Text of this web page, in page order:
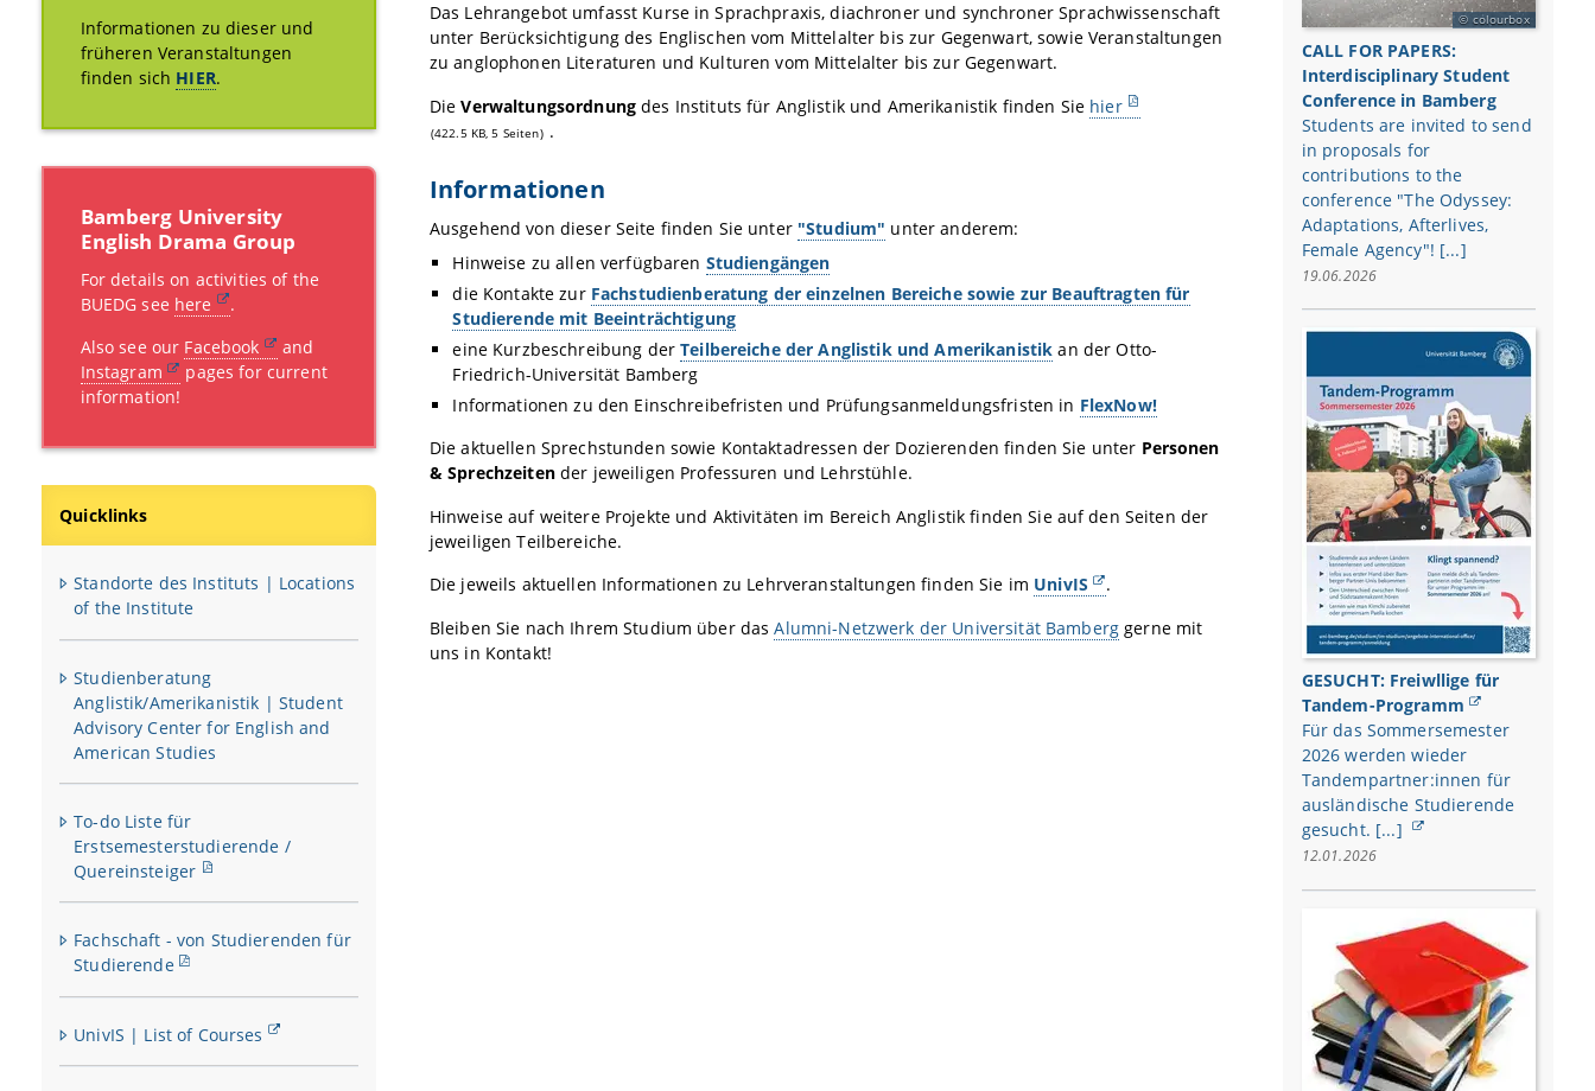
Informationen zu dieser und
früheren Veranstaltungen
finden sich HIER.
Bamberg University
English Drama Group
For details on activities of the
BUEDG see here
.
Also see our Facebook
and
Instagram
pages for current
information!
Quicklinks
Standorte des Instituts | Locations
of the Institute
Studienberatung
Anglistik/Amerikanistik | Student
Advisory Center for English and
American Studies
To-do Liste für
Erstsemesterstudierende /
Quereinsteiger
Fachschaft - von Studierenden für
Studierende
UnivIS | List of Courses
Das Lehrangebot umfasst Kurse in Sprachpraxis, diachroner und synchroner Sprachwissenschaft
unter Berücksichtigung des Englischen vom Mittelalter bis zur Gegenwart, sowie Veranstaltungen
zu anglophonen Literaturen und Kulturen vom Mittelalter bis zur Gegenwart.
DieVerwaltungsordnungdes Instituts für Anglistik und Amerikanistik finden Sie hier
(422.5 KB, 5 Seiten) .
Informationen
Ausgehend von dieser Seite finden Sie unter "Studium" unter anderem:
Hinweise zu allen verfügbaren Studiengängen
die Kontakte zur Fachstudienberatung der einzelnen Bereiche sowie zur Beauftragten für
Studierende mit Beeinträchtigung
eine Kurzbeschreibung derTeilbereiche der Anglistik und Amerikanistik an der Otto-
Friedrich-Universität Bamberg
Informationen zu den Einschreibefristen und Prüfungsanmeldungsfristen in FlexNow!
Die aktuellen Sprechstunden sowie Kontaktadressen der Dozierenden finden Sie unter Personen
& Sprechzeitender jeweiligen Professuren und Lehrstühle.
Hinweise auf weitere Projekte und Aktivitäten im Bereich Anglistik finden Sie auf den Seiten der
jeweiligen Teilbereiche.
Die jeweils aktuellen Informationen zu Lehrveranstaltungen finden Sie im UnivIS
.
Bleiben Sie nach Ihrem Studium über dasAlumni-Netzwerk der Universität Bamberggerne mit
uns in Kontakt!
colourbox
CALL FOR PAPERS:
Interdisciplinary Student
Conference in Bamberg
Students are invited to send
in proposals for
contributions to the
conference "The Odyssey:
Adaptations, Afterlives,
Female Agency"! [...]
19.06.2026
GESUCHT: Freiwllige für
Tandem-Programm
Für das Sommersemester
2026 werden wieder
Tandempartner:innen für
ausländische Studierende
gesucht. [...]
12.01.2026